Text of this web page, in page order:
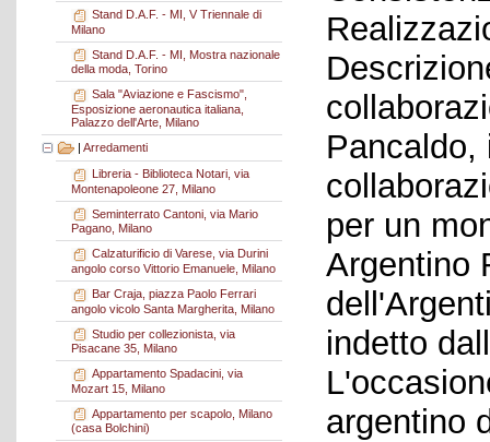
Stand D.A.F. - MI, V Triennale di
Milano
Stand D.A.F. - MI, Mostra nazionale
della moda, Torino
Sala "Aviazione e Fascismo",
Esposizione aeronautica italiana,
Palazzo dell'Arte, Milano
| Arredamenti
Libreria - Biblioteca Notari, via
Montenapoleone 27, Milano
Seminterrato Cantoni, via Mario
Pagano, Milano
Calzaturificio di Varese, via Durini
angolo corso Vittorio Emanuele, Milano
Bar Craja, piazza Paolo Ferrari
angolo vicolo Santa Margherita, Milano
Studio per collezionista, via
Pisacane 35, Milano
Appartamento Spadacini, via
Mozart 15, Milano
Appartamento per scapolo, Milano
(casa Bolchini)
Pancaldo,
per un
Argentino
indetto
argentino